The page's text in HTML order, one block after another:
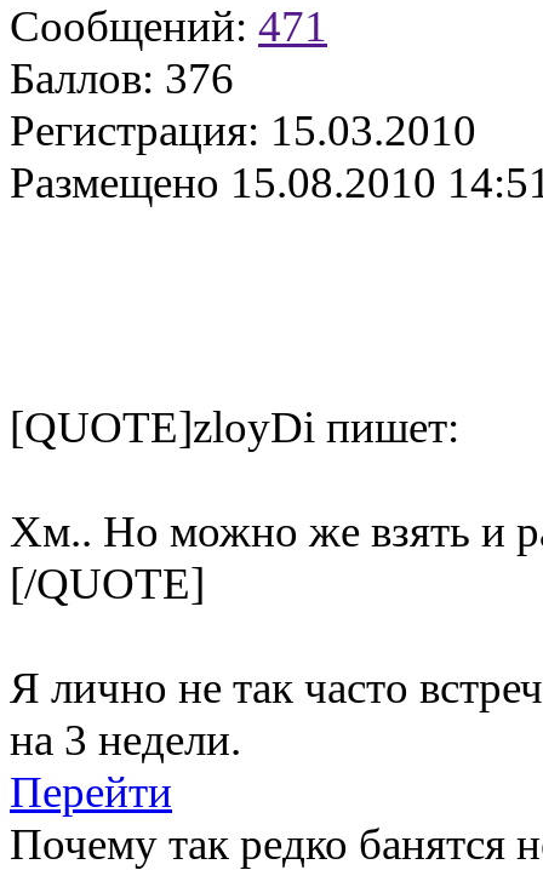
Сообщений: 471
Баллов: 376
Регистрация: 15.03.2010
Размещено 15.08.2010
[QUOTE]zloyDi пишет:
Хм.. Но можно же взять и
[/QUOTE]
Я лично не так часто
на 3 недели.
Перейти
Почему так редко банятся